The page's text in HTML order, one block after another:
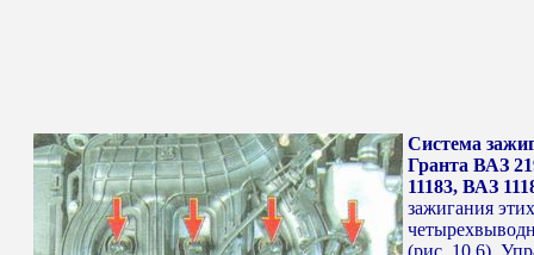
Система
Гранта ВАЗ
11183, ВАЗ
зажигания
(рис. 10.6).